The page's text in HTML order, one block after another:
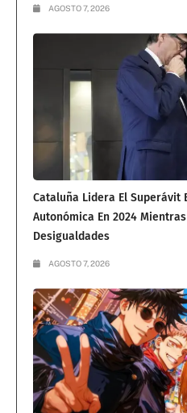
AGOSTO 7, 2026
Cataluña Lidera El Superávit
Autonómica En 2024
Desigualdades
AGOSTO 7, 2026